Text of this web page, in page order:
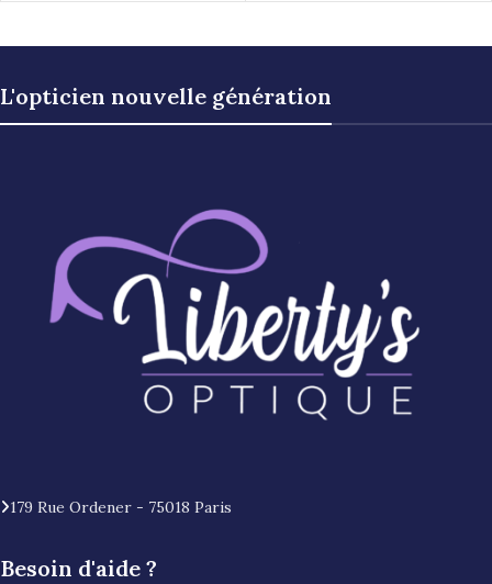
L'opticien nouvelle génération
179 Rue Ordener - 75018 Paris
Besoin d'aide ?